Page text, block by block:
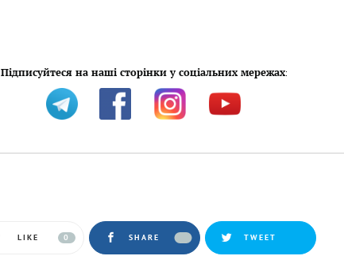
Підписуйтеся на наші сторінки у соціальних мережах:
LIKE 0 SHARE TWEET